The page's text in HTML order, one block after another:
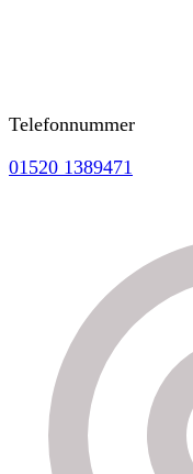
Telefonnummer
01520 1389471